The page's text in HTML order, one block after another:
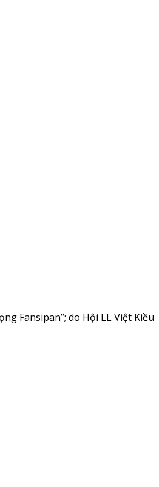
Fansipan”; do Hội LL Việt Kiều